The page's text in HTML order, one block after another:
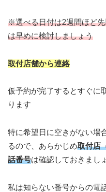
※選べる日付は2週間ほど
は早めに検討しましょう
取付店舗から連絡
仮予約が完了するとすぐに
ります
特に希望日に空きがない場
るので、あらかじめ取付店
話番号は確認しておきまし
私は知らない番号からの電